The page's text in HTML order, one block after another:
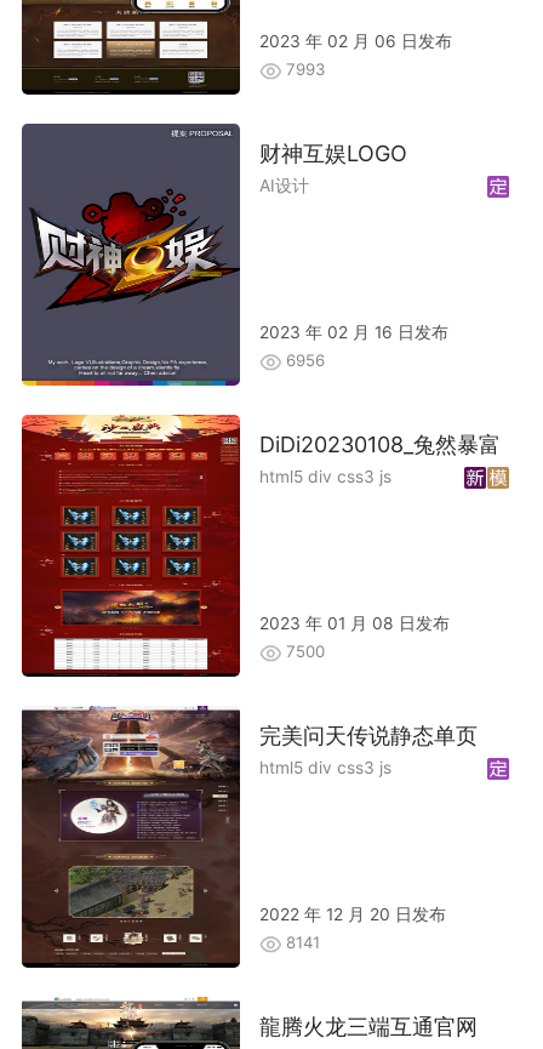
2023 年 02 月 06 日发布
7993
财神互娱LOGO
AI设计
2023 年 02 月 16 日发布
6956
DiDi20230108_兔然暴富
html5 div css3 js
2023 年 01 月 08 日发布
7500
完美问天传说静态单页
html5 div css3 js
2022 年 12 月 20 日发布
8141
龍腾火龙三端互通官网